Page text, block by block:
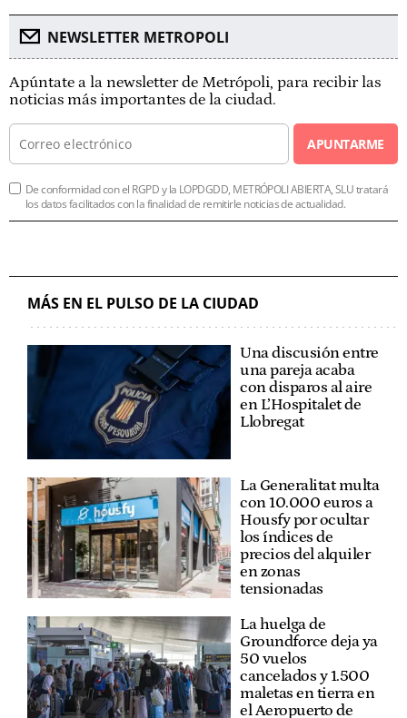
NEWSLETTER METROPOLI
Apúntate a la newsletter de Metrópoli, para recibir las
noticias más importantes de la ciudad.
APUNTARME
De conformidad con el RGPD y la LOPDGDD, METRÓPOLI ABIERTA, SLU tratará
los datos facilitados con la finalidad de remitirle noticias de actualidad.
MÁS EN EL PULSO DE LA CIUDAD
Una discusión entre
una pareja acaba
con disparos al aire
en L’Hospitalet de
Llobregat
La Generalitat multa
con 10.000 euros a
Housfy por ocultar
los índices de
precios del alquiler
en zonas
tensionadas
La huelga de
Groundforce deja ya
50 vuelos
cancelados y 1.500
maletas en tierra en
el Aeropuerto de